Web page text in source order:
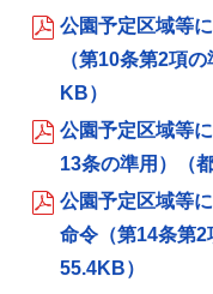
公園予定区域等
（第10条第2項
KB）
公園予定区域等
13条の準用）（
公園予定区域等
命令（第14条第2
55.4KB）